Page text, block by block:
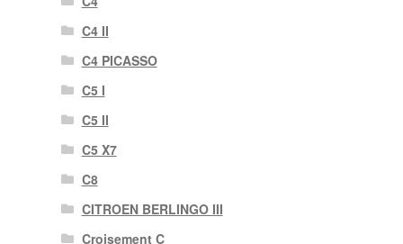
C4 II
C4 PICASSO
C5 I
C5 II
C5 X7
C8
CITROEN BERLINGO III
Croisement C